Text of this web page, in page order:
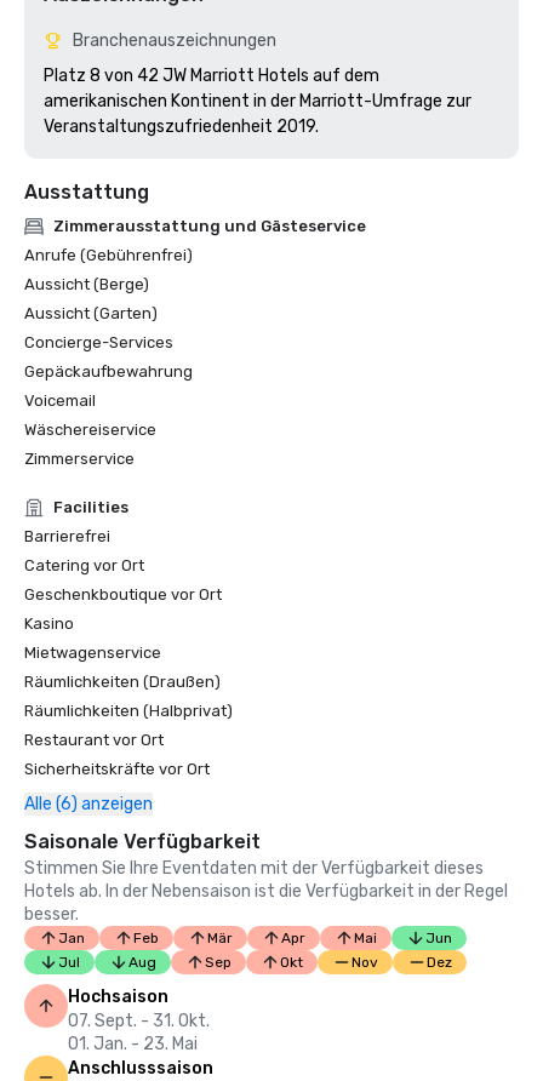
Branchenauszeichnungen
Platz 8 von 42 JW Marriott Hotels auf dem
amerikanischen Kontinent in der Marriott-Umfrage zur
Ausstattung
Zimmerausstattung und Gästeservice
Anrufe (Gebührenfrei)
Aussicht (Berge)
Aussicht (Garten)
Concierge-Services
Gepäckaufbewahrung
Voicemail
Wäschereiservice
Zimmerservice
Facilities
Barrierefrei
Catering vor Ort
Geschenkboutique vor Ort
Kasino
Mietwagenservice
Räumlichkeiten (Draußen)
Räumlichkeiten (Halbprivat)
Restaurant vor Ort
Sicherheitskräfte vor Ort
Alle (6) anzeigen
Saisonale Verfügbarkeit
Stimmen Sie Ihre Eventdaten mit der Verfügbarkeit dieses
Hotels ab. In der Nebensaison ist die Verfügbarkeit in der Regel
besser.
Jan Feb Mär Apr Mai
Jun
Jul
Aug Sep Okt Nov Dez
Hochsaison
07. Sept. - 31. Okt.
01. Jan. - 23. Mai
Anschlusssaison